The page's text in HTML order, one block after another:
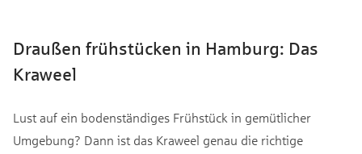
Draußen frühstücken in Hamburg: Das
Kraweel
Lust auf ein bodenständiges Frühstück in gemütlicher
Umgebung? Dann ist das Kraweel genau die richtige